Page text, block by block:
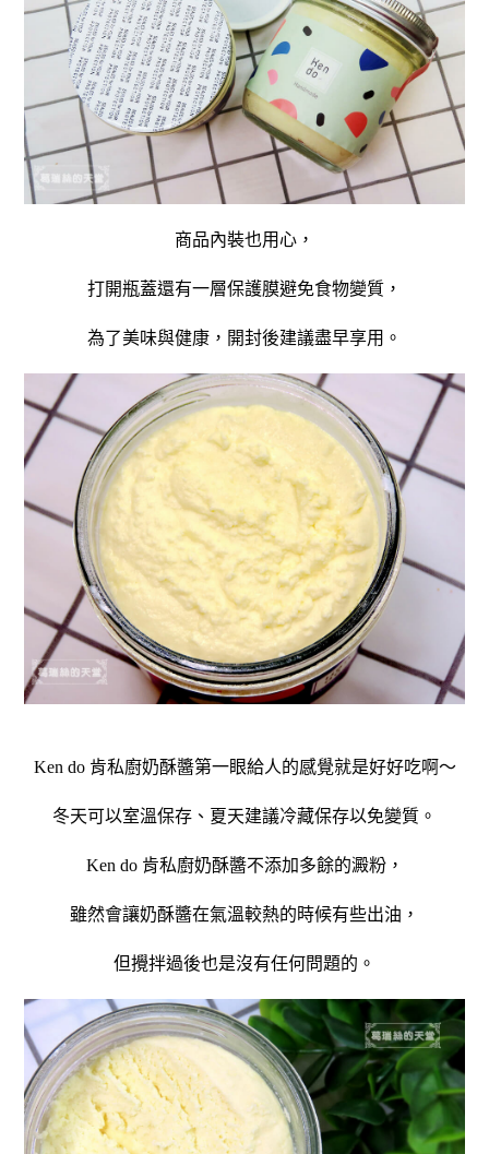
商品內裝也用心，
打開瓶蓋還有一層保護膜避免食物變質，
為了美味與健康，開封後建議盡早享用。
Ken do 肯私廚奶酥醬第一眼給人的感覺就是好好吃啊～
冬天可以室溫保存、 夏天建議冷藏保存以免變質。
Ken do 肯私廚奶酥醬不添加多餘的澱粉，
雖然會讓奶酥醬在氣溫較熱的時候有些出油，
但攪拌過後也是沒有任何問題的。